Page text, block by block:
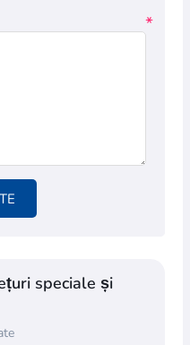
*
speciale și